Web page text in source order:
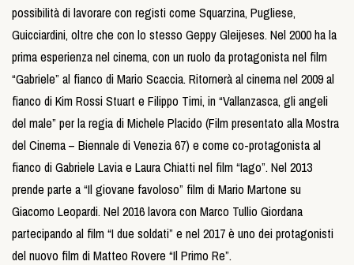
possibilità di lavorare con registi come Squarzina, Pugliese,
Guicciardini, oltre che con lo stesso Geppy Gleijeses. Nel 2000 ha la
prima esperienza nel cinema, con un ruolo da protagonista nel film
“Gabriele” al fianco di Mario Scaccia. Ritornerà al cinema nel 2009 al
fianco di Kim Rossi Stuart e Filippo Timi, in “Vallanzasca, gli angeli
del male” per la regia di Michele Placido (Film presentato alla Mostra
del Cinema – Biennale di Venezia 67) e come co-protagonista al
fianco di Gabriele Lavia e Laura Chiatti nel film “Iago”. Nel 2013
prende parte a “Il giovane favoloso” film di Mario Martone su
Giacomo Leopardi. Nel 2016 lavora con Marco Tullio Giordana
partecipando al film “I due soldati” e nel 2017 è uno dei protagonisti
del nuovo film di Matteo Rovere “Il Primo Re”.